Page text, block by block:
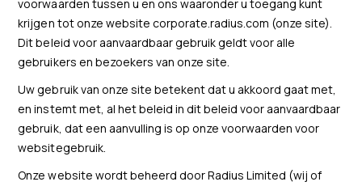
voorwaarden tussen u en ons waaronder u toegang kunt
krijgen tot onze website corporate.radius.com (onze site).
Dit beleid voor aanvaardbaar gebruik geldt voor alle
gebruikers en bezoekers van onze site.
Uw gebruik van onze site betekent dat u akkoord gaat met,
en instemt met, al het beleid in dit beleid voor aanvaardbaar
gebruik, dat een aanvulling is op onze voorwaarden voor
websitegebruik.
Onze website wordt beheerd door Radius Limited (wij of